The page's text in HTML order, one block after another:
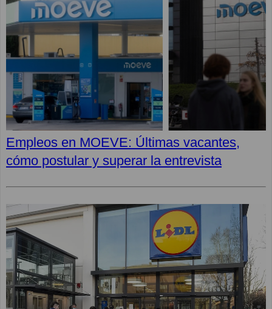
Empleos en MOEVE: Últimas vacantes,
cómo postular y superar la entrevista